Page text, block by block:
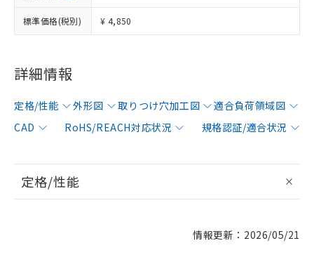
標準価格(税別) ¥ 4,850
詳細情報
定格/性能 外形図 取りつけ穴加工図
適合負荷領域図
CAD
RoHS/REACH対応状況 規格認証/適合状況
定格/性能
情報更新：2026/05/21